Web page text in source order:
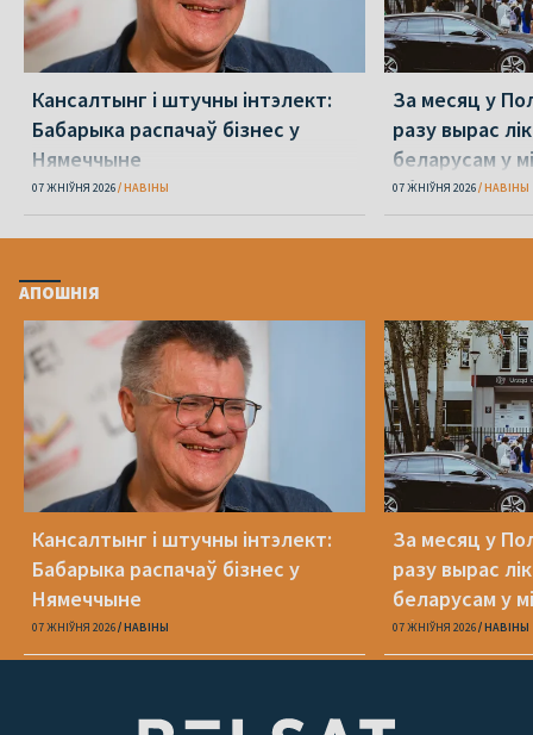
Кансалтынг і штучны інтэлект:
Бабарыка распачаў бізнес у
Нямеччыне
07 ЖНІЎНЯ 2026 НАВІНЫ
За месяц у
разу вырас
беларусам у
абароне
07 ЖНІЎНЯ 2026 НАВІНЫ
АПОШНІЯ
Кансалтынг і штучны інтэлект:
Бабарыка распачаў бізнес у
Нямеччыне
07 ЖНІЎНЯ 2026 НАВІНЫ
За месяц у
разу вырас
беларусам у
абароне
07 ЖНІЎНЯ 2026 НАВІНЫ